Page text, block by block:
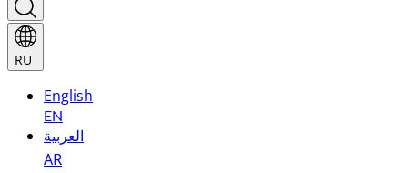
RU
English
EN
العربية
AR